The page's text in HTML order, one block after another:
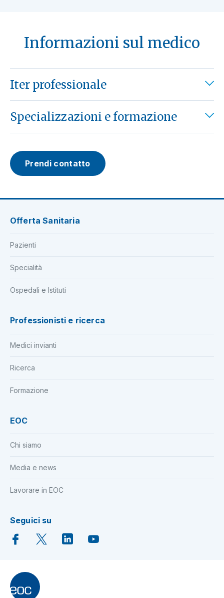
Informazioni sul medico
Iter professionale
Specializzazioni e formazione
Prendi contatto
Offerta Sanitaria
Pazienti
Specialità
Ospedali e Istituti
Professionisti e ricerca
Medici invianti
Ricerca
Formazione
EOC
Chi siamo
Media e news
Lavorare in EOC
Seguici su